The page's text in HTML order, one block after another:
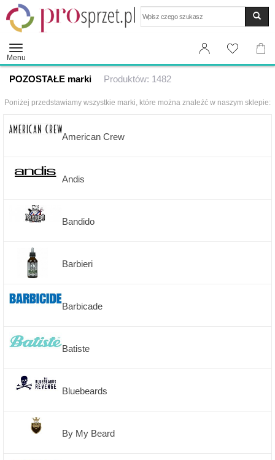
Menu
POZOSTAŁE marki Produktów: 1482
Poniżej przedstawiamy wszystkie marki, które można znaleźć w naszym sklepie:
American Crew
Andis
Bandido
Barbieri
Barbicade
Batiste
Bluebeards
By My Beard